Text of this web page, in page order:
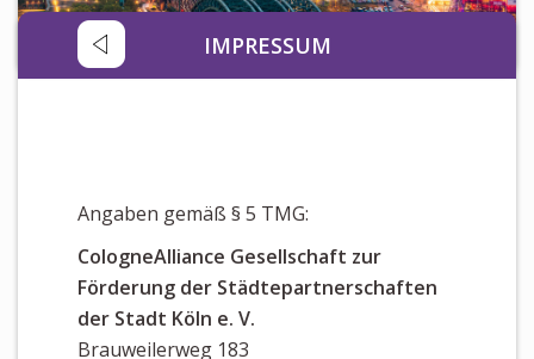
IMPRESSUM
Angaben gemäß § 5 TMG:
CologneAlliance Gesellschaft zur
Förderung der Städtepartnerschaften
der Stadt Köln e. V.
Brauweilerweg 183
KONTAKT